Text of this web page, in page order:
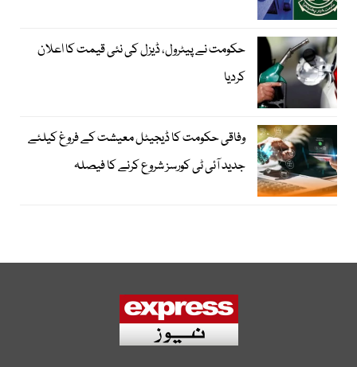
حکومت نے پیٹرول، ڈیزل کی نئی قیمت کا اعلان
کردیا
وفاقی حکومت کا ڈیجیٹل معیشت کے فروغ کیلئے
جدید آئی ٹی کورسز شروع کرنے کا فیصلہ